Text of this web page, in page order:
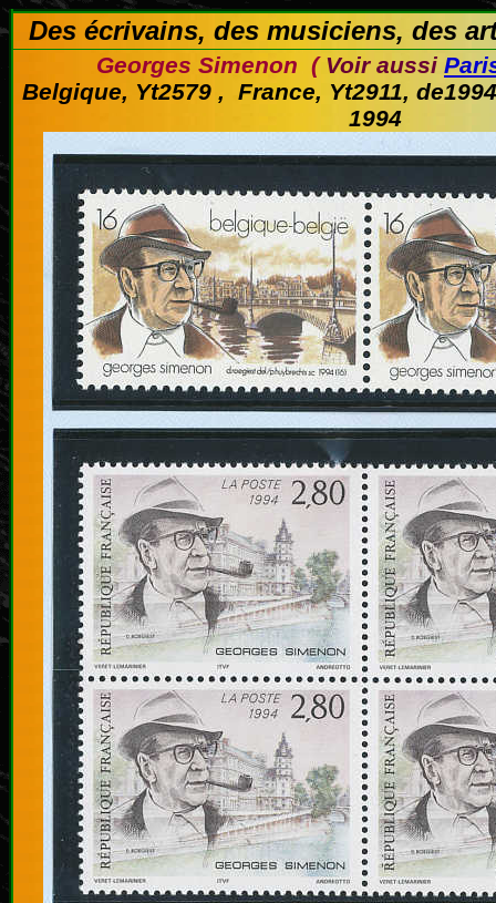
Des écrivains, des musiciens, des
Georges Simenon ( Voir aussi
Belgique, Yt2579 , France, Yt2911,
1994